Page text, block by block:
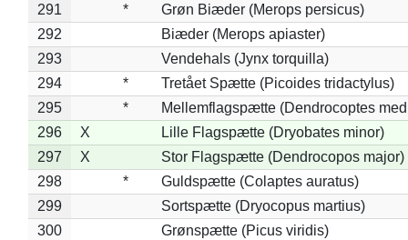
291
*
Grøn Biæder (Merops persicus)
292
Biæder (Merops apiaster)
293
Vendehals (Jynx torquilla)
294
*
Tretået Spætte (Picoides tridactylus)
295
*
Mellemflagspætte (Dendrocoptes
296
X
Lille Flagspætte (Dryobates minor)
297
X
Stor Flagspætte (Dendrocopos major)
298
*
Guldspætte (Colaptes auratus)
299
Sortspætte (Dryocopus martius)
300
Grønspætte (Picus viridis)